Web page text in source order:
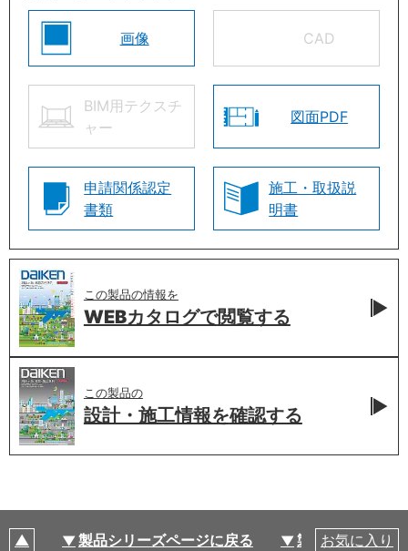
画像 CAD
BIM用テクスチ
ャー
図面PDF
申請関係認定
書類
施工・取扱説
明書
この製品の情報を
WEBカタログで閲覧する
この製品の
設計・施工情報を確認する
製品シリーズページに戻る 製品仕様
お気に入り